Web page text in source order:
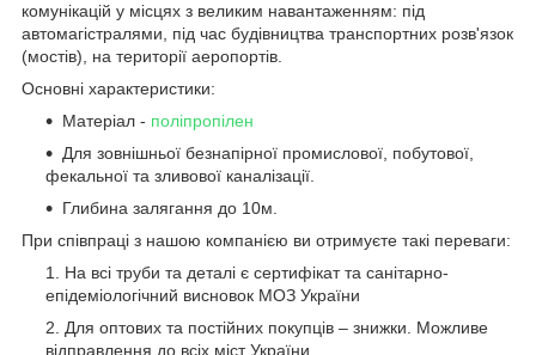
комунікацій у місцях з великим навантаженням: під
автомагістралями, під час будівництва транспортних розв'язок
(мостів), на території аеропортів.
Основні характеристики:
Матеріал - поліпропілен
Для зовнішньої безнапірної промислової, побутової,
фекальної та зливової каналізації.
Глибина залягання до 10м.
При співпраці з нашою компанією ви отримуєте такі переваги:
На всі труби та деталі є сертифікат та санітарно-
епідеміологічний висновок МОЗ України
Для оптових та постійних покупців – знижки. Можливе
відправлення до всіх міст України.